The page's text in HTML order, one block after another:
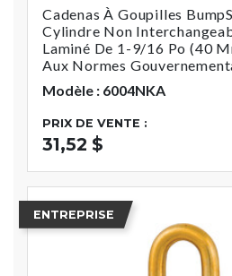
Cadenas À Goupilles
Cylindre Non
Laminé De 1-9/16 Po (40
Aux Normes
Modèle : 6004NKA
PRIX DE VENTE :
31,52 $
ENTREPRISE